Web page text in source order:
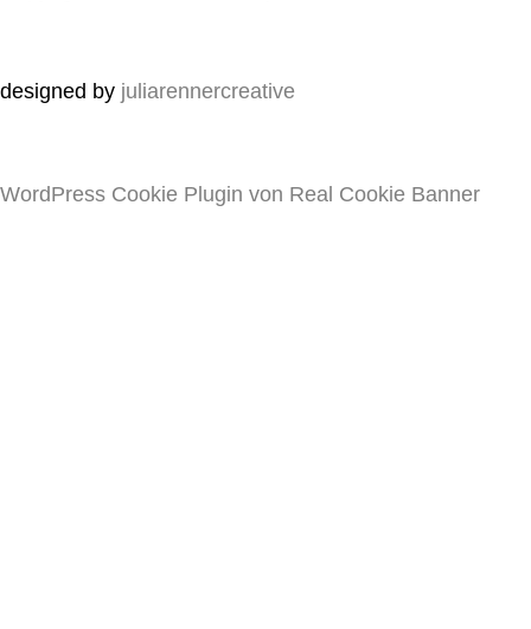
designed by juliarennercreative
WordPress Cookie Plugin von Real Cookie Banner